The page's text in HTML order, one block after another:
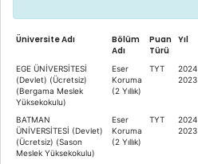
Üniversite Adı
Bölüm
Adı
Puan
Türü
Yıl
EGE ÜNİVERSİTESİ
(Devlet) (Ücretsiz)
(Bergama Meslek
Yüksekokulu)
Eser
Koruma
(2 Yıllık)
TYT
2024
2023
BATMAN
ÜNİVERSİTESİ (Devlet)
(Ücretsiz) (Sason
Meslek Yüksekokulu)
Eser
Koruma
(2 Yıllık)
TYT
2024
2023